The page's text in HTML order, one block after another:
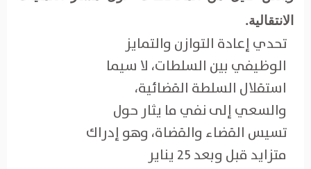
الانتقالية.
تحدي إعادة التوازن والتمايز
الوظيفي بين السلطات، لا سيما
استقلال السلطة القضائية،
والسعي إلى نفي ما يثار حول
تسيس القضاء والقضاة، وهو إدراك
متزايد قبل وبعد 25 يناير